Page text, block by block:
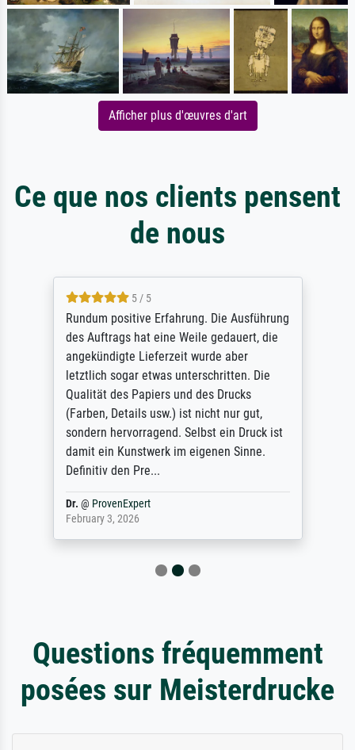
Afficher plus d'œuvres d'art
Ce que nos clients pensent
de nous
5 / 5
Rundum positive Erfahrung. Die Ausführung
des Auftrags hat eine Weile gedauert, die
angekündigte Lieferzeit wurde aber
letztlich sogar etwas unterschritten. Die
Qualität des Papiers und des Drucks
(Farben, Details usw.) ist nicht nur gut,
sondern hervorragend. Selbst ein Druck ist
damit ein Kunstwerk im eigenen Sinne.
Definitiv den Pre...
Dr. @ ProvenExpert
February 3, 2026
Questions fréquemment
posées sur Meisterdrucke